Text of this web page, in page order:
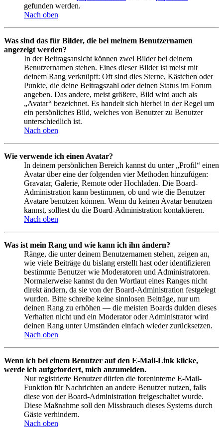
gefunden werden.
Nach oben
Was sind das für Bilder, die bei meinem Benutzernamen
angezeigt werden?
In der Beitragsansicht können zwei Bilder bei deinem
Benutzernamen stehen. Eines dieser Bilder ist meist mit
deinem Rang verknüpft: Oft sind dies Sterne, Kästchen oder
Punkte, die deine Beitragszahl oder deinen Status im Forum
angeben. Das andere, meist größere, Bild wird auch als
„Avatar“ bezeichnet. Es handelt sich hierbei in der Regel um
ein persönliches Bild, welches von Benutzer zu Benutzer
unterschiedlich ist.
Nach oben
Wie verwende ich einen Avatar?
In deinem persönlichen Bereich kannst du unter „Profil“ einen
Avatar über eine der folgenden vier Methoden hinzufügen:
Gravatar, Galerie, Remote oder Hochladen. Die Board-
Administration kann bestimmen, ob und wie die Benutzer
Avatare benutzen können. Wenn du keinen Avatar benutzen
kannst, solltest du die Board-Administration kontaktieren.
Nach oben
Was ist mein Rang und wie kann ich ihn ändern?
Ränge, die unter deinem Benutzernamen stehen, zeigen an,
wie viele Beiträge du bislang erstellt hast oder identifizieren
bestimmte Benutzer wie Moderatoren und Administratoren.
Normalerweise kannst du den Wortlaut eines Ranges nicht
direkt ändern, da sie von der Board-Administration festgelegt
wurden. Bitte schreibe keine sinnlosen Beiträge, nur um
deinen Rang zu erhöhen — die meisten Boards dulden dieses
Verhalten nicht und ein Moderator oder Administrator wird
deinen Rang unter Umständen einfach wieder zurücksetzen.
Nach oben
Wenn ich bei einem Benutzer auf den E-Mail-Link klicke,
werde ich aufgefordert, mich anzumelden.
Nur registrierte Benutzer dürfen die foreninterne E-Mail-
Funktion für Nachrichten an andere Benutzer nutzen, falls
diese von der Board-Administration freigeschaltet wurde.
Diese Maßnahme soll den Missbrauch dieses Systems durch
Gäste verhindern.
Nach oben